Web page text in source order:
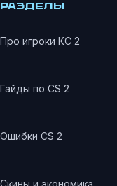
РАЗДЕЛЫ
Про игроки КС 2
Гайды по CS 2
Ошибки CS 2